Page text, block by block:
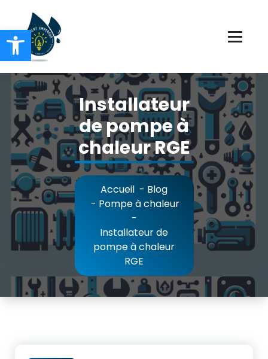
Ouvrir la barre d’outils
Installateur
de pompe à
chaleur RGE
Accueil - Blog
- Pompe à chaleur
-
Installateur de
pompe à chaleur
RGE